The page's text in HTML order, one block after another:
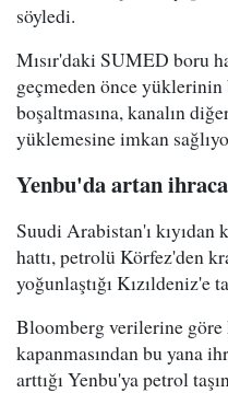
söyledi.
Mısır'daki SUMED boru
geçmeden önce
boşaltmasına, kanalın
yüklemesine imkan
Yenbu'da artan
Suudi Arabistan'ı kıyıdan
hattı, petrolü Körfez'den
yoğunlaştığı Kızıldeniz'e
Bloomberg verilerine göre
kapanmasından bu yana
arttığı Yenbu'ya petrol